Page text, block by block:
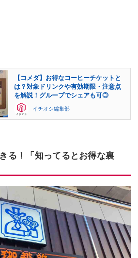
【コメダ】お得なコーヒーチケットと
は？対象ドリンクや有効期限・注意点
を解説！グループでシェアも可◎
イチオシ編集部
る！「知ってるとお得な裏